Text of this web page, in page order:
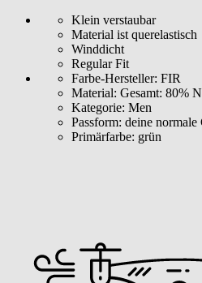
Klein verstaubar
Material ist querelastisch
Winddicht
Regular Fit
Farbe-Hersteller: FIR
Material: Gesamt: 80%
Kategorie: Men
Passform: deine normale
Primärfarbe: grün